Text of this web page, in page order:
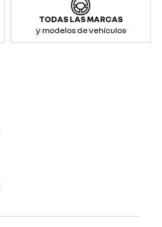
TODAS LAS MARCAS
y modelos de vehículos